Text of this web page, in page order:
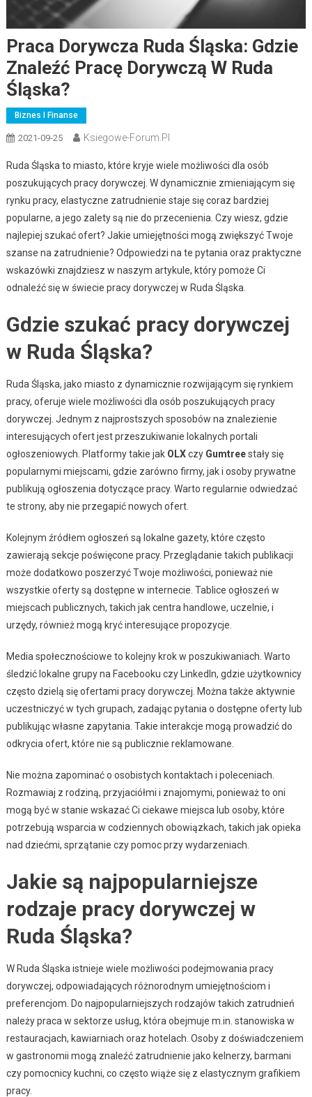
Praca Dorywcza Ruda Śląska: Gdzie
Znaleźć Pracę Dorywczą W Ruda
Śląska?
Biznes I Finanse
2021-09-25 Ksiegowe-Forum.pl
Ruda Śląska to miasto, które kryje wiele możliwości dla osób
poszukujących pracy dorywczej. W dynamicznie zmieniającym się
rynku pracy, elastyczne zatrudnienie staje się coraz bardziej
popularne, a jego zalety są nie do przecenienia. Czy wiesz, gdzie
najlepiej szukać ofert? Jakie umiejętności mogą zwiększyć Twoje
szanse na zatrudnienie? Odpowiedzi na te pytania oraz praktyczne
wskazówki znajdziesz w naszym artykule, który pomoże Ci
odnaleźć się w świecie pracy dorywczej w Ruda Śląska.
Gdzie szukać pracy dorywczej
w Ruda Śląska?
Ruda Śląska, jako miasto z dynamicznie rozwijającym się rynkiem
pracy, oferuje wiele możliwości dla osób poszukujących pracy
dorywczej. Jednym z najprostszych sposobów na znalezienie
interesujących ofert jest przeszukiwanie lokalnych portali
ogłoszeniowych. Platformy takie jak OLXczy Gumtreestały się
popularnymi miejscami, gdzie zarówno firmy, jak i osoby prywatne
publikują ogłoszenia dotyczące pracy. Warto regularnie odwiedzać
te strony, aby nie przegapić nowych ofert.
Kolejnym źródłem ogłoszeń są lokalne gazety, które często
zawierają sekcje poświęcone pracy. Przeglądanie takich publikacji
może dodatkowo poszerzyć Twoje możliwości, ponieważ nie
wszystkie oferty są dostępne w internecie. Tablice ogłoszeń w
miejscach publicznych, takich jak centra handlowe, uczelnie, i
urzędy, również mogą kryć interesujące propozycje.
Media społecznościowe to kolejny krok w poszukiwaniach. Warto
śledzić lokalne grupy na Facebooku czy LinkedIn, gdzie użytkownicy
często dzielą się ofertami pracy dorywczej. Można także aktywnie
uczestniczyć w tych grupach, zadając pytania o dostępne oferty lub
publikując własne zapytania. Takie interakcje mogą prowadzić do
odkrycia ofert, które nie są publicznie reklamowane.
Nie można zapominać o osobistych kontaktach i poleceniach.
Rozmawiaj z rodziną, przyjaciółmi i znajomymi, ponieważ to oni
mogą być w stanie wskazać Ci ciekawe miejsca lub osoby, które
potrzebują wsparcia w codziennych obowiązkach, takich jak opieka
nad dziećmi, sprzątanie czy pomoc przy wydarzeniach.
Jakie są najpopularniejsze
rodzaje pracy dorywczej w
Ruda Śląska?
W Ruda Śląska istnieje wiele możliwości podejmowania pracy
dorywczej, odpowiadających różnorodnym umiejętnościom i
preferencjom. Do najpopularniejszych rodzajów takich zatrudnień
należy praca w sektorze usług, która obejmuje m.in. stanowiska w
restauracjach, kawiarniach oraz hotelach. Osoby z doświadczeniem
w gastronomii mogą znaleźć zatrudnienie jako kelnerzy, barmani
czy pomocnicy kuchni, co często wiąże się z elastycznym grafikiem
pracy.